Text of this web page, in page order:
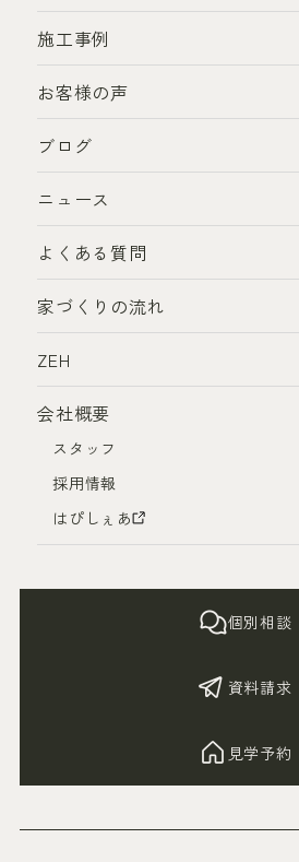
個別相談
資料請求
見学予約
施工事例
お客様の声
ブログ
ニュース
よくある質問
家づくりの流れ
ZEH
会社概要
スタッフ
採用情報
はぴしぇあ